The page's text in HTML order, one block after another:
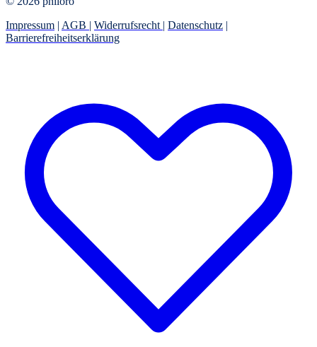
Impressum | AGB | Widerrufsrecht | Datenschutz |
Barrierefreiheitserklärung